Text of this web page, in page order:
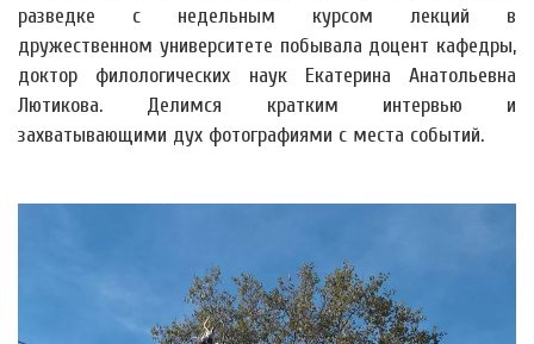
разведке с недельным курсом лекций в
дружественном университете побывала доцент кафедры,
доктор филологических наук Екатерина Анатольевна
Лютикова. Делимся кратким интервью и
захватывающими дух фотографиями с места событий.